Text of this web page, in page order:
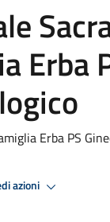
Erba
Erba PS
azioni